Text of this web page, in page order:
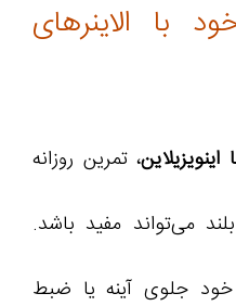
با الاینرهای
، تمرین روزانه
می‌تواند مفید باشد.
جلوی آینه یا ضبط